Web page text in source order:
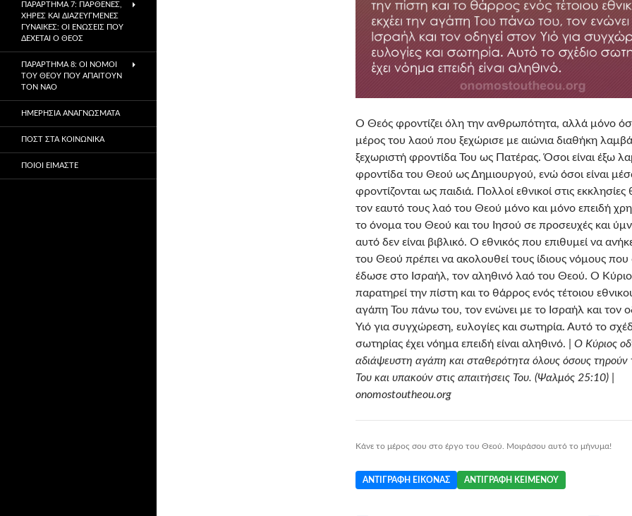
Ο Θεός φροντίζει όλη την ανθρωπότητα, αλλά μόνο
μέρος του λαού που ξεχώρισε με αιώνια διαθήκη
ξεχωριστή φροντίδα Του ως Πατέρας. Όσοι είναι έξω
φροντίδα του Θεού ως Δημιουργού, ενώ όσοι είναι
φροντίζονται ως παιδιά. Πολλοί εθνικοί στις
τον εαυτό τους λαό του Θεού μόνο και μόνο επειδή
το όνομα του Θεού και του Ιησού σε προσευχές και
αυτό δεν είναι βιβλικό. Ο εθνικός που επιθυμεί να
του Θεού πρέπει να ακολουθεί τους ίδιους νόμους
έδωσε στο Ισραήλ, τον αληθινό λαό του Θεού. Ο
παρατηρεί την πίστη και το θάρρος ενός τέτοιου
αγάπη Του πάνω του, τον ενώνει με το Ισραήλ και τον
Υιό για συγχώρεση, ευλογίες και σωτηρία. Αυτό το
σωτηρίας έχει νόημα επειδή είναι αληθινό. | Ο Κύριος
αδιάψευστη αγάπη και σταθερότητα όλους όσους τηρούν
Του και υπακούν στις απαιτήσεις Του. (Ψαλμός 25:10) |
onomostoutheou.org
Κάνε το μέρος σου στο έργο του Θεού. Μοιράσου αυτό το μήνυμα!
ΑΝΤΙΓΡΑΦΉ ΕΙΚΌΝΑΣ ΑΝΤΙΓΡΑΦΉ ΚΕΙΜΈΝΟΥ
ΠΑΡΆΡΤΗΜΑ 7: ΠΑΡΘΈΝΕΣ,
ΧΉΡΕΣ ΚΑΙ ΔΙΑΖΕΥΓΜΈΝΕΣ
ΓΥΝΑΊΚΕΣ: ΟΙ ΕΝΏΣΕΙΣ ΠΟΥ
ΔΈΧΕΤΑΙ Ο ΘΕΌΣ
ΠΑΡΆΡΤΗΜΑ 8: ΟΙ ΝΌΜΟΙ
ΤΟΥ ΘΕΟΎ ΠΟΥ ΑΠΑΙΤΟΎΝ
ΤΟΝ ΝΑΌ
ΗΜΕΡΉΣΙΑ ΑΝΑΓΝΏΣΜΑΤΑ
ΠΟΣΤ ΣΤΑ ΚΟΙΝΩΝΙΚΆ
ΠΟΙΟΙ ΕΊΜΑΣΤΕ